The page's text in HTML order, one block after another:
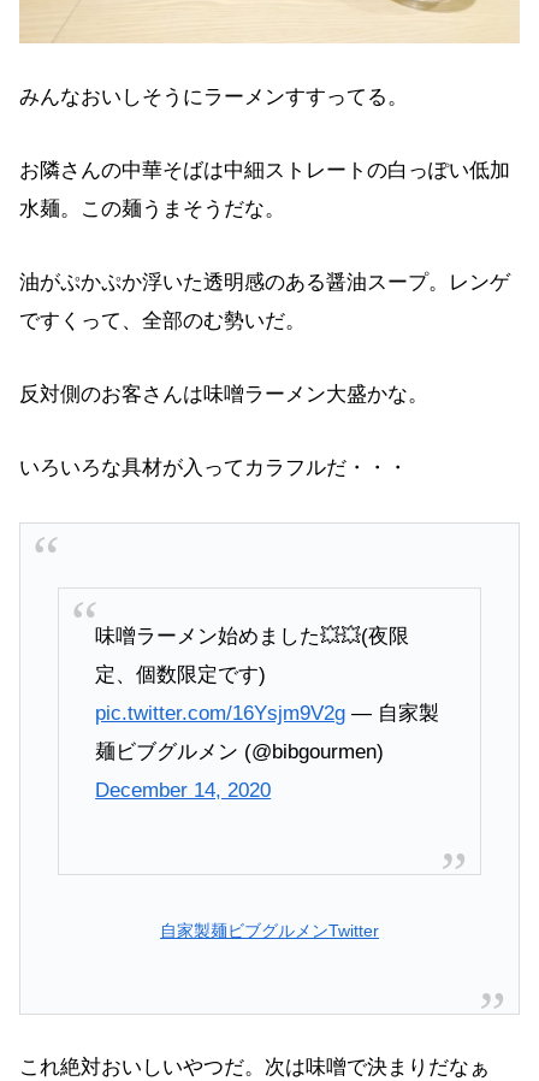
みんなおいしそうにラーメンすすってる。
お隣さんの中華そばは中細ストレートの白っぽい低加
水麺。この麺うまそうだな。
油がぷかぷか浮いた透明感のある醤油スープ。レンゲ
ですくって、全部のむ勢いだ。
反対側のお客さんは味噌ラーメン大盛かな。
いろいろな具材が入ってカラフルだ・・・
味噌ラーメン始めました💥💥(夜限
定、個数限定です)
pic.twitter.com/16Ysjm9V2g — 自家製
麺ビブグルメン (@bibgourmen)
December 14, 2020
自家製麺ビブグルメンTwitter
これ絶対おいしいやつだ。次は味噌で決まりだなぁ